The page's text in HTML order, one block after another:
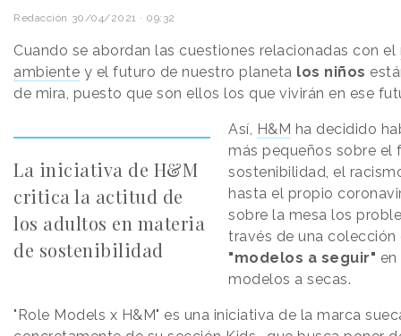
Redacción 30/04/2021 · 09:32
Cuando se abordan las cuestiones relacionadas con el
ambiente y el futuro de nuestro planeta los niños
de mira, puesto que son ellos los que vivirán en ese
La iniciativa de H&M
critica la actitud de
los adultos en materia
de sostenibilidad
Así, H&M ha decidido
más pequeños sobre el
sostenibilidad, el
hasta el propio
sobre la mesa los
través de una colección
"modelos a seguir"
modelos a secas.
"Role Models x H&M" es una iniciativa de la marca